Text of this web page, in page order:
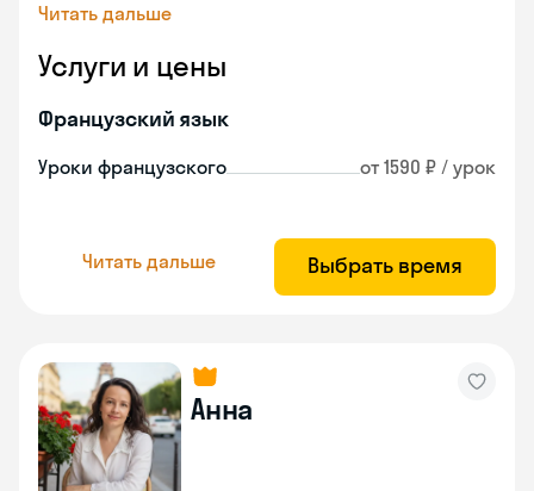
Читать дальше
Услуги и цены
Французский язык
Уроки французского от 1590 ₽ / урок
Читать дальше Выбрать время
Анна